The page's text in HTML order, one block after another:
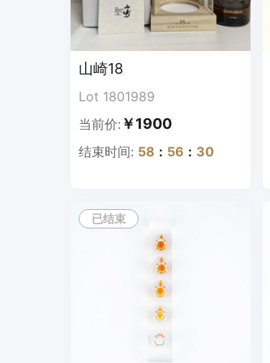
山崎18
Lot 1801989
当前价: ￥1900
结束时间: 58 : 56 : 29
已结束